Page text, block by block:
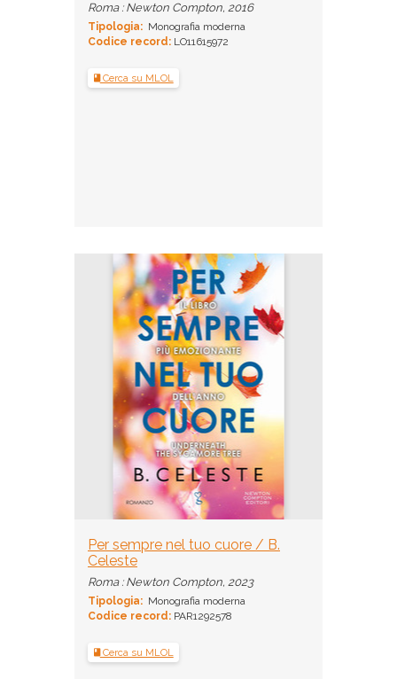
Roma : Newton Compton, 2016
Tipologia: Monografia moderna
Codice record: LO11615972
Cerca su MLOL
Per sempre nel tuo cuore / B.
Celeste
Roma : Newton Compton, 2023
Tipologia: Monografia moderna
Codice record: PAR1292578
Cerca su MLOL